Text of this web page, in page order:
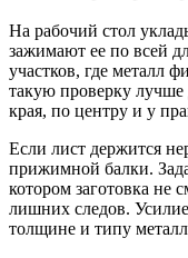
На рабочий стол
зажимают ее по всей
участков, где металл
такую проверку лучше
края, по центру и у
Если лист держится
прижимной балки.
котором заготовка не
лишних следов.
толщине и типу